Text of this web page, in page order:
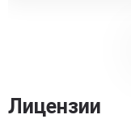
Лицензии